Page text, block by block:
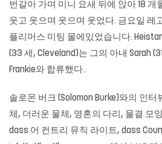
번갈아 가며 미니 요새 뒤에 앉아 18 개
웃고 웃으며 웃으며 웃었다. 금요일 레
플리머스 미팅 몰에있었습니다.
(33 세, Cleveland)는 그의 아내 Sarah
Frankie와 합류했다..
솔로몬 버크 (Solomon Burke)와의 인
체, 더러운 물체, 영혼의 다리, 물결 모
dass 어 컨트리 뮤직 라이트, dass